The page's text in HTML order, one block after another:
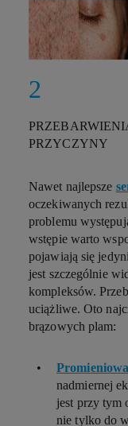
PRZYCZYNY
Nawet najlepsze
oczekiwanych
problemu
wstępie warto
pojawiają się
jest szczególnie
kompleksów.
uciążliwe. Oto
brązowych plam:
nadmiernej
jest przy tym
nie tylko do